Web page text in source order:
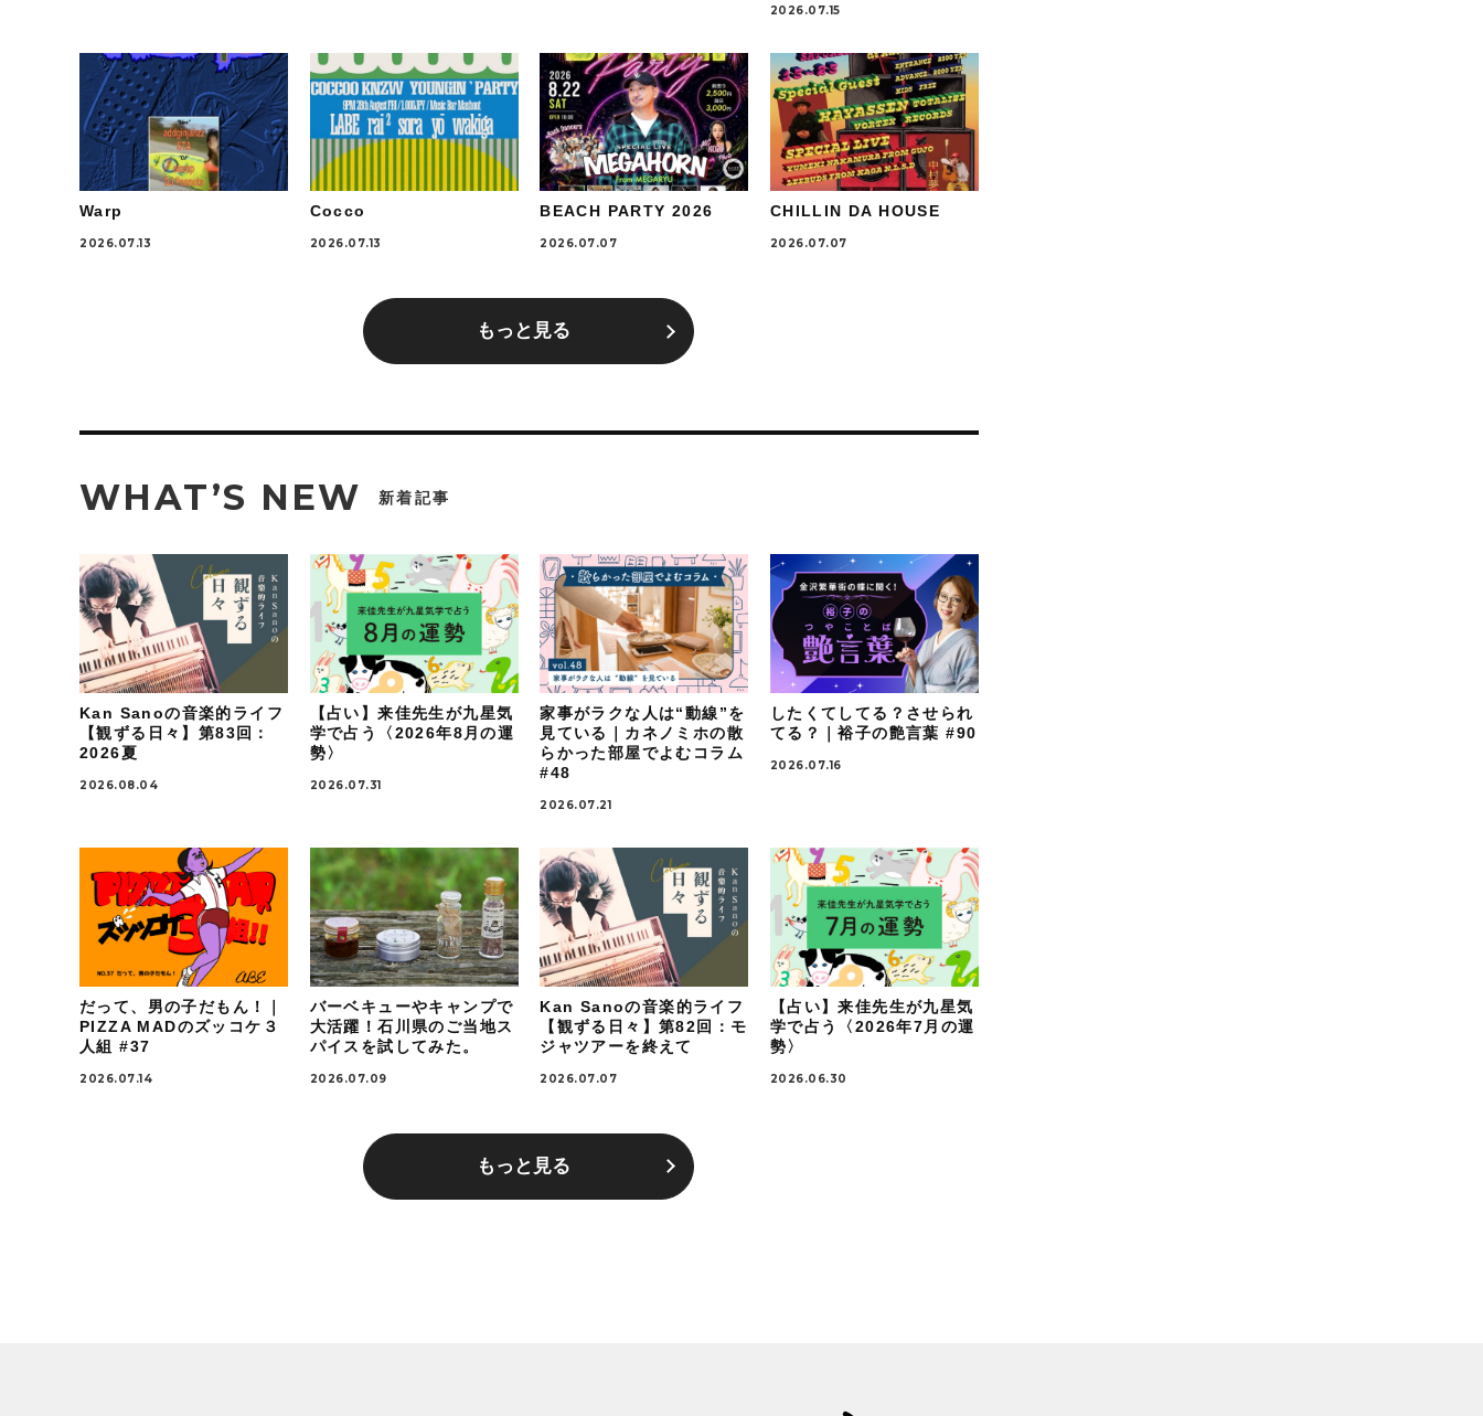
2026.07.15
Warp
2026.07.13
Cocco
2026.07.13
BEACH PARTY 2026
2026.07.07
CHILLIN DA HOUSE
2026.07.07
もっと見る
WHAT’S NEW 新着記事
Kan Sanoの音楽的ライフ
【観ずる日々】第83回：
2026夏
2026.08.04
【占い】来佳先生が九星気
学で占う〈2026年8月の運
勢〉
2026.07.31
家事がラクな人は“動線”を
見ている｜カネノミホの散
らかった部屋でよむコラム
#48
2026.07.21
したくてしてる？させられ
てる？｜裕子の艶言葉 #90
2026.07.16
だって、男の子だもん！｜
PIZZA MADのズッコケ３
人組 #37
2026.07.14
バーベキューやキャンプで
大活躍！石川県のご当地ス
パイスを試してみた。
2026.07.09
Kan Sanoの音楽的ライフ
【観ずる日々】第82回：モ
ジャツアーを終えて
2026.07.07
【占い】来佳先生が九星気
学で占う〈2026年7月の運
勢〉
2026.06.30
もっと見る